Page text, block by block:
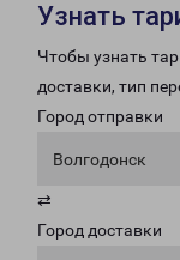
Узнать
Чтобы узнать
доставки, тип
Город отправки
Волгодонск
⇄
Город доставки